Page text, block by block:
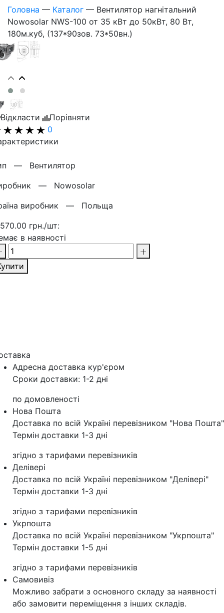
Головна — Каталог — Вентилятор нагнітальний
Nowosolar NWS-100 от 35 кВт до 50кВт, 80 Вт,
180м.куб, (137*90зов. 73*50вн.)
Відкласти
Порівняти
0
— Вентилятор
— Nowosolar
виробник — Польща
грн./шт:
в наявності
Адресна доставка кур'‎єром
Сроки доставки: 1-2 дні
по домовленості
Нова Пошта
Доставка по всій Україні перевізником "Нова Пошта"
Термін доставки 1-3 дні
згідно з тарифами перевізників
Делівері
Доставка по всій Україні перевізником "Делівері"
Термін доставки 1-3 дні
згідно з тарифами перевізників
Укрпошта
Доставка по всій Україні перевізником "Укрпошта"
Термін доставки 1-5 дні
згідно з тарифами перевізників
Самовивіз
Можливо забрати з основного складу за наявності
або замовити переміщення з інших складів.